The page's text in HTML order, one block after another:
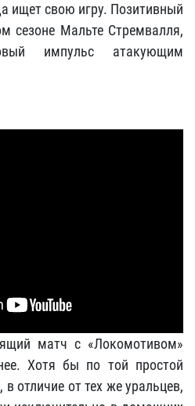
ищет свою игру. Позитивный
сезоне Мальте Стремвалля,
импульс атакующим
матч с «Локомотивом»
Хотя бы по той простой
отличие от тех же уральцев,